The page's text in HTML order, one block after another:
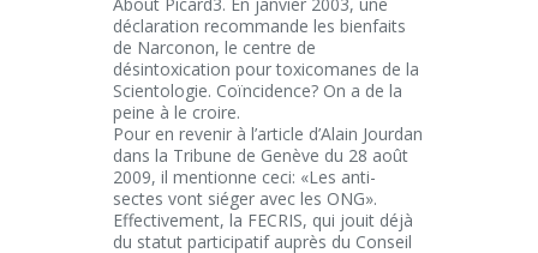
déclaration recommande les bienfaits
de Narconon, le centre de
désintoxication pour toxicomanes de la
Scientologie. Coïncidence? On a de la
peine à le croire.
Pour en revenir à l’article d’Alain Jourdan
dans la Tribune de Genève du 28 août
2009, il mentionne ceci: «Les anti-
sectes vont siéger avec les ONG».
Effectivement, la FECRIS, qui jouit déjà
du statut participatif auprès du Conseil